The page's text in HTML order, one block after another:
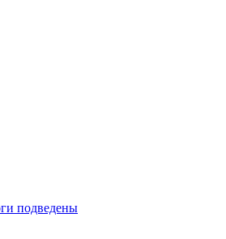
подведены